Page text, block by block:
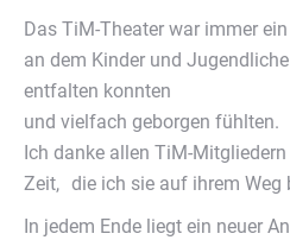
Das TiM-Theater war immer
an dem Kinder und
entfalten konnten
und vielfach geborgen fühlten.
Ich danke allen TiM-
Zeit, die ich sie auf ihrem Weg
In jedem Ende liegt ein neuer